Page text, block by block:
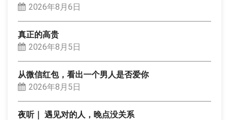
2026年8月6日
真正的高贵
2026年8月5日
从微信红包，看出一个男人是否爱你
2026年8月5日
夜听｜ 遇见对的人，晚点没关系